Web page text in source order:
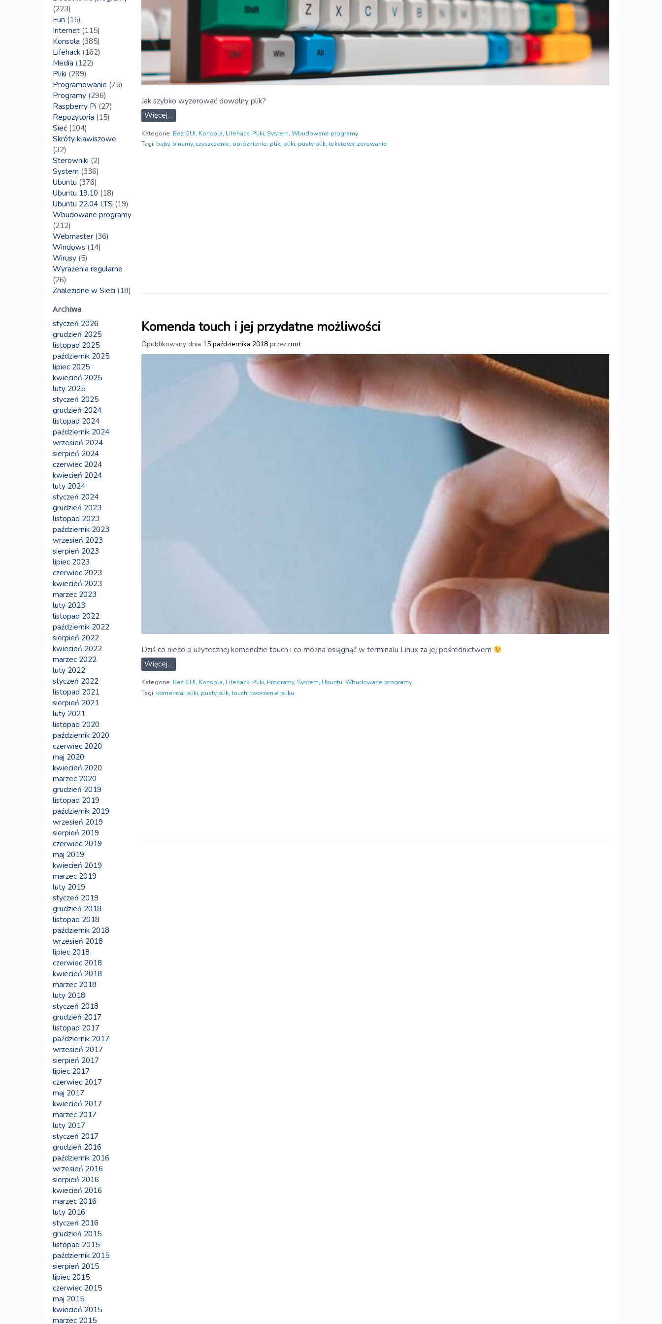
Jak szybko wyzerować dowolny plik?
Więcej…
Kategorie: Bez GUI, Konsola, Lifehack, Pliki, System, Wbudowane programy
Tagi: bajty, binarny, czyszczenie, opróżnienie, plik, pliki, pusty plik,tekstowy, zerowanie
Komenda touch i jej przydatne możliwości
Opublikowany dnia 15 października 2018 przez root
Dziś co nieco o użytecznej komendzie touch i co można osiągnąć w terminalu Linux za jej pośrednictwem
Więcej…
Kategorie: Bez GUI, Konsola, Lifehack, Pliki, Programy, System, Ubuntu, Wbudowane programy
Tagi: komenda, pliki, pusty plik,touch,tworzenie pliku
(223)
Fun (15)
Internet (115)
Konsola (385)
Lifehack (162)
Media (122)
Pliki (299)
Programowanie (75)
Programy (296)
Raspberry Pi (27)
Repozytoria (15)
Sieć (104)
Skróty klawiszowe
(32)
Sterowniki (2)
System (336)
Ubuntu (376)
Ubuntu 19.10 (18)
Ubuntu 22.04 LTS (19)
Wbudowane programy
(212)
Webmaster (36)
Windows (14)
Wirusy (5)
Wyrażenia regularne
(26)
Znalezione w Sieci (18)
Archiwa
styczeń 2026
grudzień 2025
listopad 2025
październik 2025
lipiec 2025
kwiecień 2025
luty 2025
styczeń 2025
grudzień 2024
listopad 2024
październik 2024
wrzesień 2024
sierpień 2024
czerwiec 2024
kwiecień 2024
luty 2024
styczeń 2024
grudzień 2023
listopad 2023
październik 2023
wrzesień 2023
sierpień 2023
lipiec 2023
czerwiec 2023
kwiecień 2023
marzec 2023
luty 2023
listopad 2022
październik 2022
sierpień 2022
kwiecień 2022
marzec 2022
luty 2022
styczeń 2022
listopad 2021
sierpień 2021
luty 2021
listopad 2020
październik 2020
czerwiec 2020
maj 2020
kwiecień 2020
marzec 2020
grudzień 2019
listopad 2019
październik 2019
wrzesień 2019
sierpień 2019
czerwiec 2019
maj 2019
kwiecień 2019
marzec 2019
luty 2019
styczeń 2019
grudzień 2018
listopad 2018
październik 2018
wrzesień 2018
lipiec 2018
czerwiec 2018
kwiecień 2018
marzec 2018
luty 2018
styczeń 2018
grudzień 2017
listopad 2017
październik 2017
wrzesień 2017
sierpień 2017
lipiec 2017
czerwiec 2017
maj 2017
kwiecień 2017
marzec 2017
luty 2017
styczeń 2017
grudzień 2016
październik 2016
wrzesień 2016
sierpień 2016
kwiecień 2016
marzec 2016
luty 2016
styczeń 2016
grudzień 2015
listopad 2015
październik 2015
sierpień 2015
lipiec 2015
czerwiec 2015
maj 2015
kwiecień 2015
marzec 2015